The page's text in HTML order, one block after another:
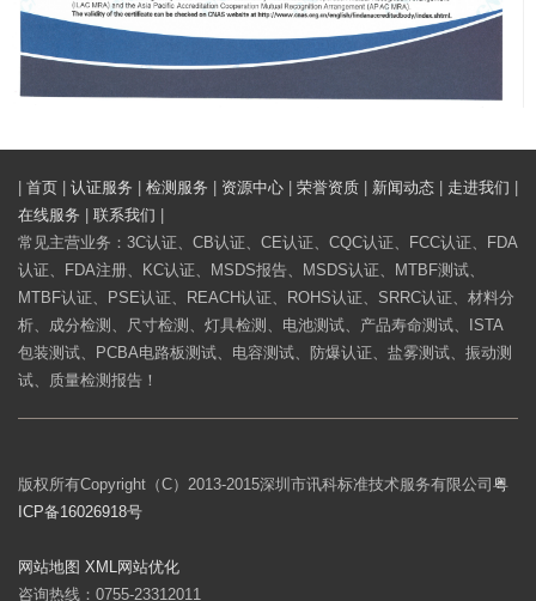
首页 认证服务 检测服务 资源中心 荣誉资质 新闻动态 走进我们
在线服务
联系我们
常见主营业务：3C认证、CB认证、CE认证、CQC认证、FCC认证、FDA
认证、FDA注册、KC认证、MSDS报告、MSDS认证、MTBF测试、
MTBF认证、PSE认证、REACH认证、ROHS认证、SRRC认证、材料分
析、成分检测、尺寸检测、灯具检测、电池测试、产品寿命测试、ISTA
包装测试、PCBA电路板测试、电容测试、防爆认证、盐雾测试、振动测
试、质量检测报告！
版权所有Copyright（C）2013-2015深圳市讯科标准技术服务有限公司 粤
ICP备16026918号
网站地图 XML网站优化
咨询热线：0755-23312011